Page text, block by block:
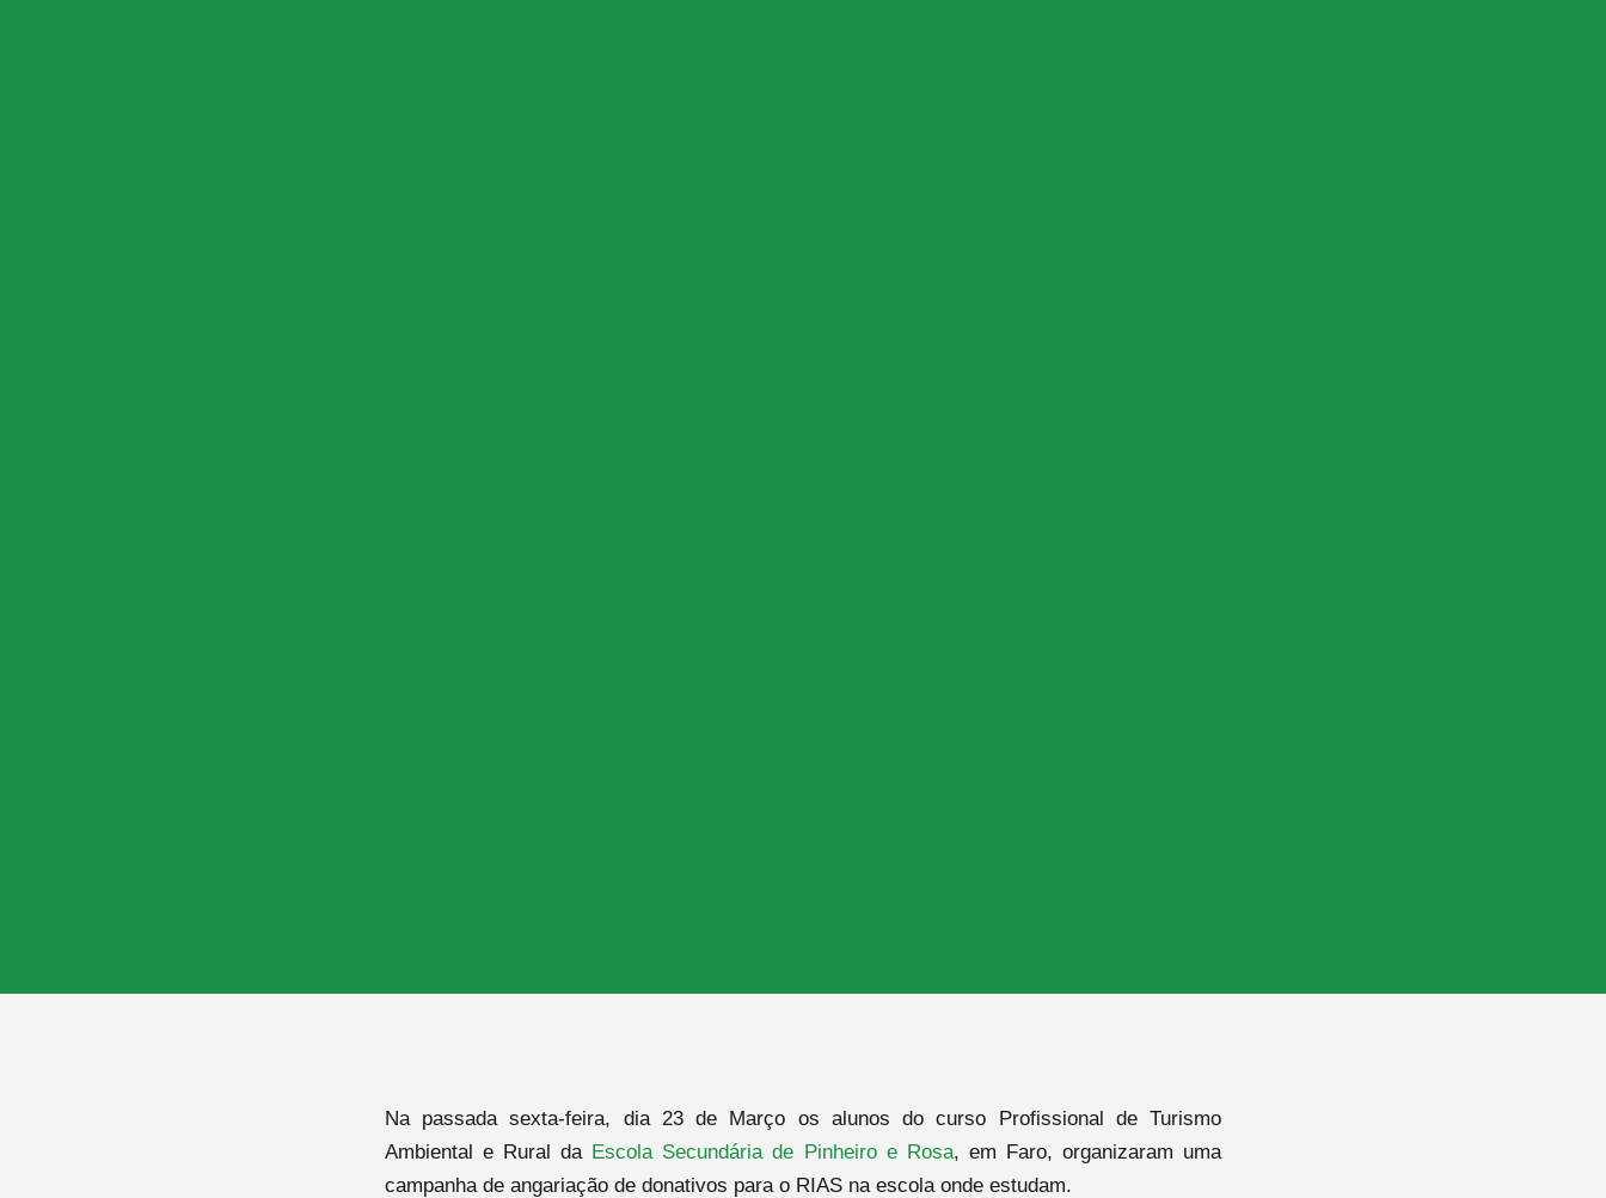
Na passada sexta-feira, dia 23 de Março os alunos do curso Profissional de Turismo
Ambiental e Rural da Escola Secundária de Pinheiro e Rosa, em Faro, organizaram uma
campanha de angariação de donativos para o RIAS na escola onde estudam.